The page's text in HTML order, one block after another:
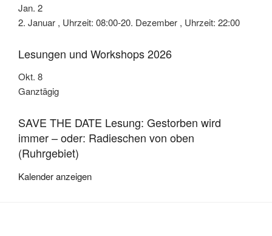
Jan. 2
2. Januar , Uhrzeit: 08:00-20. Dezember , Uhrzeit: 22:00
Lesungen und Workshops 2026
Okt. 8
Ganztägig
SAVE THE DATE Lesung: Gestorben wird
immer – oder: Radieschen von oben
(Ruhrgebiet)
Kalender anzeigen